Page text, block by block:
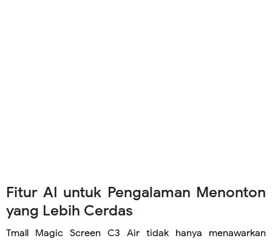
Fitur AI untuk Pengalaman Menonton
yang Lebih Cerdas
Tmall Magic Screen C3 Air tidak hanya menawarkan